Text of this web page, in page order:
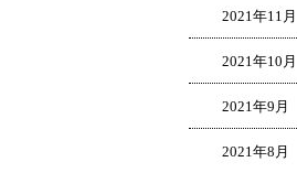
2021年11月
2021年10月
2021年9月
2021年8月